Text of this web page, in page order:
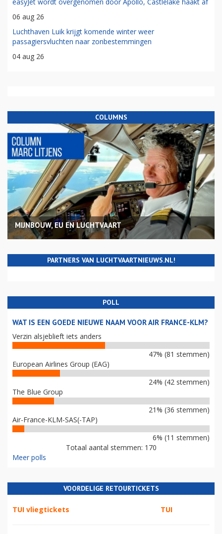
06 aug 26
Luchthaven Luik krijgt komende winter weer
passagiersvluchten naar zonbestemmingen
04 aug 26
COLUMNS
MIJNBOUW, EU EN LUCHTVAART
PARTNERS VAN LUCHTVAARTNIEUWS.NL!
POLL
WAT IS EEN GOEDE NIEUWE NAAM VOOR AIR FRANCE-KLM?
Verzin alsjeblieft iets anders
47% (81 stemmen)
European Airlines Group (EAG)
24% (42 stemmen)
The Blue Group
21% (36 stemmen)
Air-France-KLM-SAS(-TAP)
6% (11 stemmen)
Totaal aantal stemmen: 170
Meer polls
VOORDELIGE RETOURTICKETS
TUI vliegtickets TUI